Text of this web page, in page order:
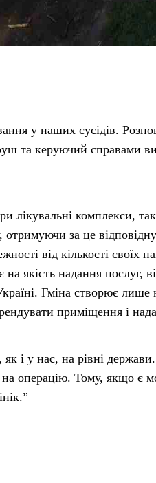
у наших сусідів.
та керуючий справами
лікувальні комплекси,
отримуючи за це
від кількості своїх
на якість надання
Гміна створює лише
приміщення і
як і у нас, на рівні
операцію. Тому, якщо є